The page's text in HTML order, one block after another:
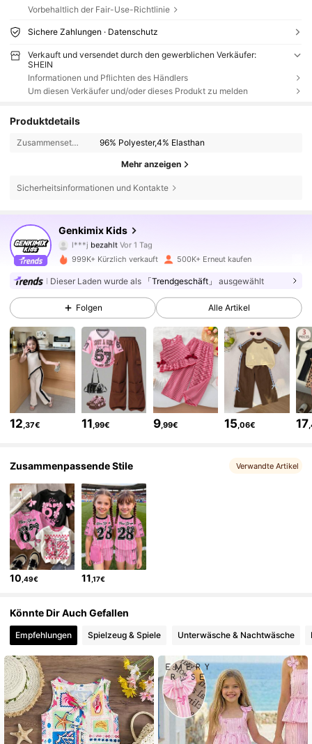
Vorbehaltlich der Fair-Use-Richtlinie
Sichere Zahlungen · Datenschutz
Verkauft und versendet durch den gewerblichen Verkäufer:
SHEIN
Informationen und Pflichten des Händlers
Um diesen Verkäufer und/oder dieses Produkt zu melden
Produktdetails
Zusammensetzung: 96% Polyester,4% Elasthan
Mehr anzeigen
Sicherheitsinformationen und Kontakte
Genkimix Kids
l***jbezahltVor 1 Tag
s***sistVor 1 Stunden
4,89 309K Follower
4,89 309K Follower
309K Follower
4,89 309K Follower
4,89 309K Follower
4,89 309K Follower
4,89 309K Follower
999K+ Kürzlich verkauft 500K+ Erneut kaufen
Dieser Laden wurde als 「Trendgeschäft」 ausgewählt
Folgen Alle Artikel
12,37€ 11,99€ 9,99€ 15,06€ 17
Zusammenpassende Stile Verwandte Artikel
10 ,49€ 11 ,17€
Könnte Dir Auch Gefallen
Empfehlungen Spielzeug & Spiele Unterwäsche & Nachtwäsche